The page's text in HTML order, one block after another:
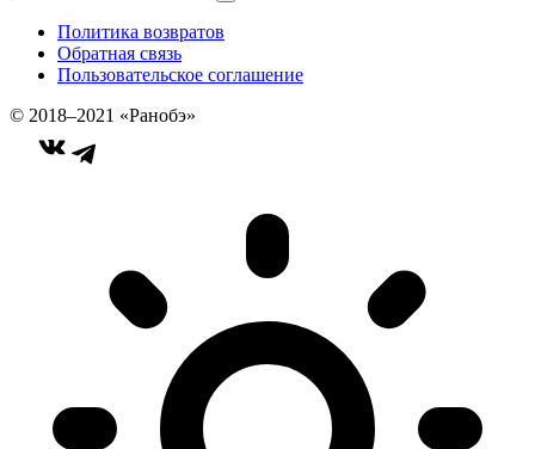
Политика возвратов
Обратная связь
Пользовательское соглашение
© 2018–2021 «Ранобэ»